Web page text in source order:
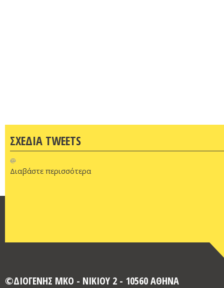
ΣΧΕΔΙΑ TWEETS
@
Διαβάστε περισσότερα
©ΔΙΟΓΕΝΗΣ ΜΚΟ - ΝΙΚΙΟΥ 2 - 10560 ΑΘΗΝΑ